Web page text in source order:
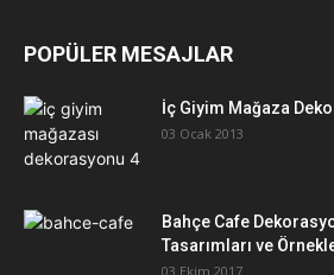
POPÜLER MESAJLAR
İç Giyim Mağaza
03 Ocak 2013
Bahçe Cafe
Tasarımları ve
03 Ekim 2017